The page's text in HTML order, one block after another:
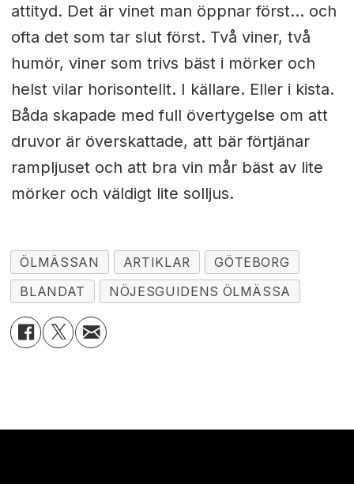
attityd. Det är vinet man öppnar först… och
ofta det som tar slut först. Två viner, två
humör, viner som trivs bäst i mörker och
helst vilar horisontellt. I källare. Eller i kista.
Båda skapade med full övertygelse om att
druvor är överskattade, att bär förtjänar
rampljuset och att bra vin mår bäst av lite
mörker och väldigt lite solljus.
ÖLMÄSSAN ARTIKLAR
GÖTEBORG
BLANDAT
NÖJESGUIDENS ÖLMÄSSA